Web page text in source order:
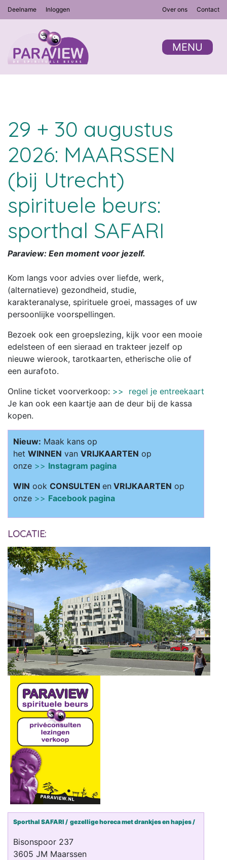
Deelname Inloggen Over ons Contact
MENU
29 + 30 augustus
2026: MAARSSEN
(bij Utrecht)
spirituele beurs:
sporthal SAFARI
Paraview: Een moment voor jezelf.
Kom langs voor advies over liefde, werk,
(alternatieve) gezondheid, studie,
karakteranalyse, spirituele groei, massages of uw
persoonlijke voorspellingen.
Bezoek ook een groepslezing, kijk voor een mooie
edelsteen of een sieraad en trakteer jezelf op
nieuwe wierook, tarotkaarten, etherische olie of
een aurafoto.
Online ticket voorverkoop: >> regel je entreekaart
Je kan ook een kaartje aan de deur bij de kassa
kopen.
Nieuw: Maak kans op
het WINNEN van VRIJKAARTEN op
onze >> Instagram pagina
WIN ook CONSULTEN en VRIJKAARTEN op
onze >> Facebook pagina
LOCATIE:
Sporthal SAFARI / gezellige horeca met drankjes en hapjes /
Bisonspoor 237
3605 JM Maarssen